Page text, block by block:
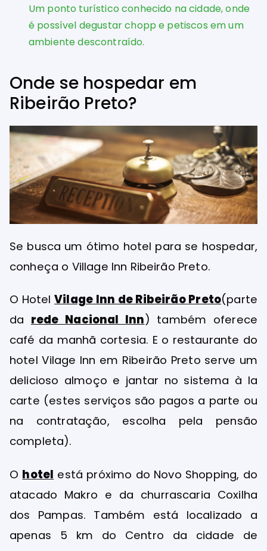
Um ponto turístico conhecido na cidade, onde
é possível degustar chopp e petiscos em um
ambiente descontraído.
Onde se hospedar em
Ribeirão Preto?
Se busca um ótimo hotel para se hospedar,
conheça o Village Inn Ribeirão Preto.
O HotelVilage Inn de Ribeirão Preto(parte
da rede Nacional Inn) também oferece
café da manhã cortesia. E o restaurante do
hotel Vilage Inn em Ribeirão Preto serve um
delicioso almoço e jantar no sistema à la
carte (estes serviços são pagos a parte ou
na contratação, escolha pela pensão
completa).
O hotel está próximo do Novo Shopping, do
atacado Makro e da churrascaria Coxilha
dos Pampas. Também está localizado a
apenas 5 km do Centro da cidade de